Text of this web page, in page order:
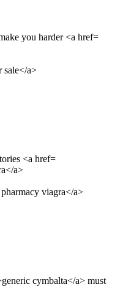
you harder <a href=
sale</a>
<a href=
a>
viagra</a>
cymbalta</a> must